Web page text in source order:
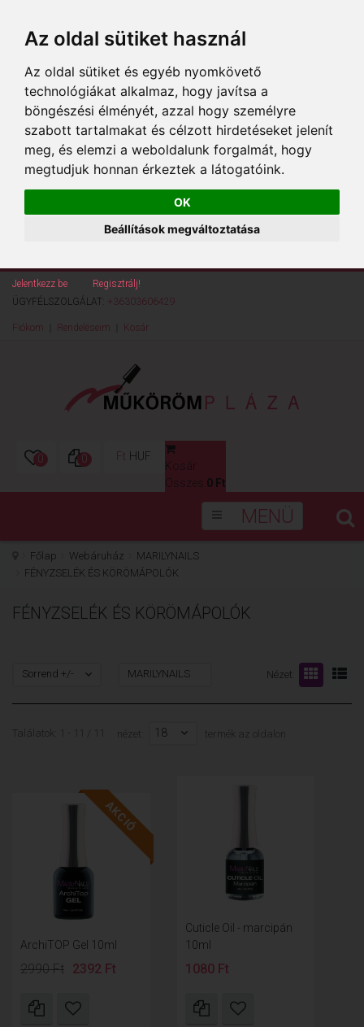
Az oldal sütiket használ
Az oldal sütiket és egyéb nyomkövető
technológiákat alkalmaz, hogy javítsa a
böngészési élményét, azzal hogy személyre
szabott tartalmakat és célzott hirdetéseket jelenít
meg, és elemzi a weboldalunk forgalmát, hogy
megtudjuk honnan érkeztek a látogatóink.
OK
Beállítások megváltoztatása
Jelentkezz be
Regisztrálj!
ÜGYFÉLSZOLGÁLAT: +36303606429
Fiókom Rendeléseim Kosár
0 0 Ft HUF
Kosár
Összes: 0 Ft
MENÜ
Főlap Webáruház
MARILYNAILS
FÉNYZSELÉK ÉS KÖRÖMÁPOLÓK
FÉNYZSELÉK ÉS KÖRÖMÁPOLÓK
Nézet:
Sorrend +/- MARILYNAILS
Találatok: 1 - 11 / 11 nézet: 18 termék az oldalon
AKCIÓ
ArchiTOP Gel 10ml
2990 Ft 2392 Ft
Cuticle Oil - marcipán
10ml
1080 Ft